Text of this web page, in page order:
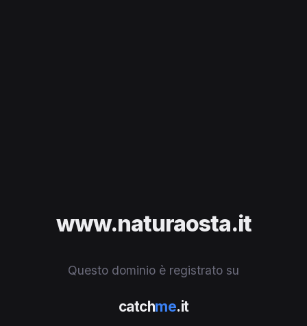
www.naturaosta.it
Questo dominio è registrato su
catchme.it